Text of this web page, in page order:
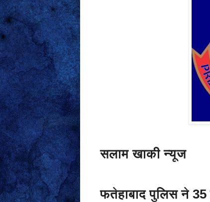
सलाम खाकी न्यूज
फतेहाबाद पुलिस ने